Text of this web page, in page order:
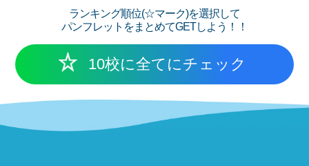
ランキング順位(☆マーク)を選択して
パンフレットをまとめてGETしよう！！
10校に全てにチェック